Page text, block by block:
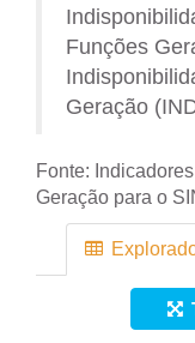
Funções
Geração
Fonte:
Geração para o